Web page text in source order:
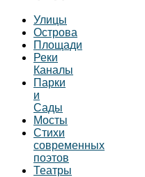
Улицы
Острова
Площади
Реки
Каналы
Парки
и
Сады
Мосты
Стихи
современных
поэтов
Театры